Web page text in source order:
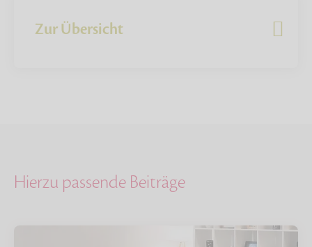
Zur Übersicht
Hierzu passende Beiträge